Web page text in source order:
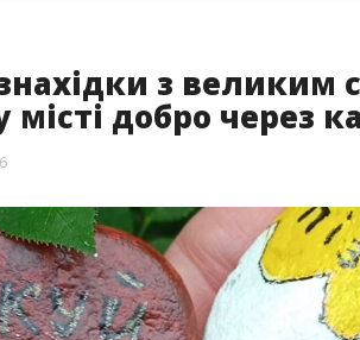
з великим
добро через